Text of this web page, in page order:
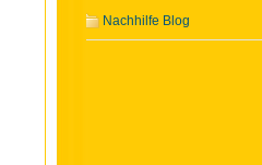
Nachhilfe Blog